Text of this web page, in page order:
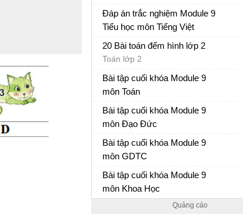
Đáp án trắc nghiệm Module 9 Tiểu học
Đáp án trắc nghiệm Module 9
Tiểu học môn Tiếng Việt
Đáp án trắc nghiệm Module 9 Tiểu học
20 Bài toán đếm hình lớp 2
Toán lớp 2
Bài tập cuối khóa Module 9
môn Toán
Bài tập cuối khóa Module 9 Tiểu Học
Bài tập cuối khóa Module 9
môn Đạo Đức
Bài tập cuối khóa Module 9 Tiểu Học
Bài tập cuối khóa Module 9
môn GDTC
Bài tập cuối khóa Module 9 Tiểu Học
Bài tập cuối khóa Module 9
môn Khoa Học
Bài tập cuối khóa Module 9 Tiểu Học